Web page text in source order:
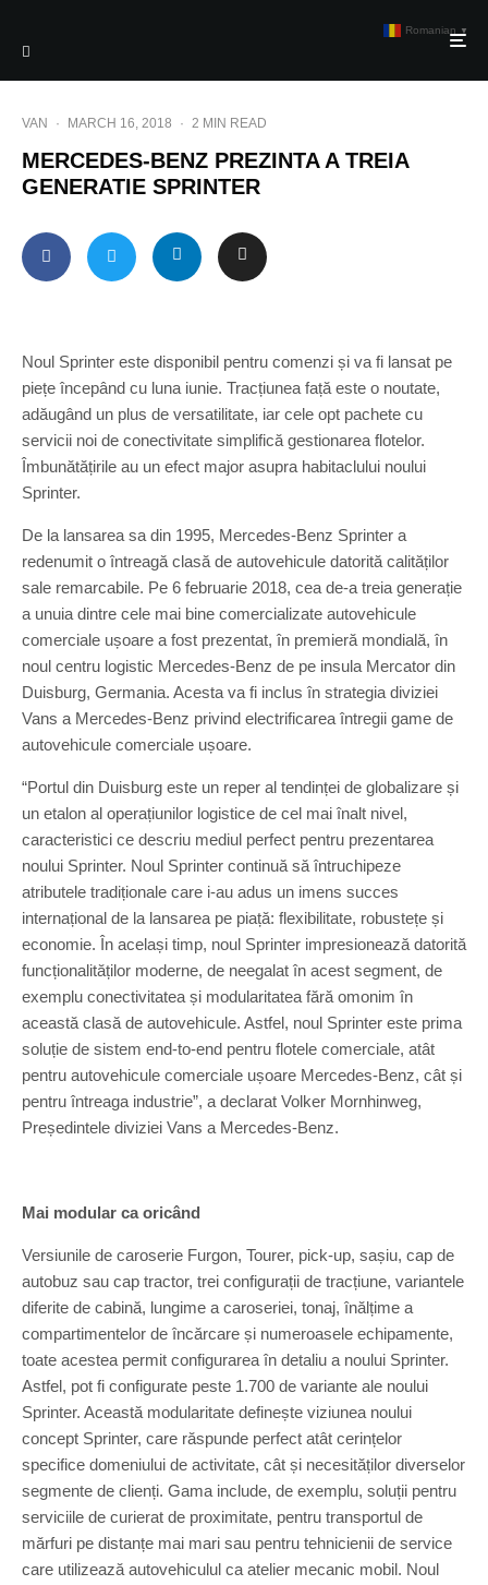
VAN · MARCH 16, 2018 · 2 MIN READ
MERCEDES-BENZ PREZINTA A TREIA
GENERATIE SPRINTER
Noul Sprinter este disponibil pentru comenzi și va fi lansat pe
piețe începând cu luna iunie. Tracțiunea față este o noutate,
adăugând un plus de versatilitate, iar cele opt pachete cu
servicii noi de conectivitate simplifică gestionarea flotelor.
Îmbunătățirile au un efect major asupra habitaclului noului
Sprinter.
De la lansarea sa din 1995, Mercedes-Benz Sprinter a
redenumit o întreagă clasă de autovehicule datorită calităților
sale remarcabile. Pe 6 februarie 2018, cea de-a treia generație
a unuia dintre cele mai bine comercializate autovehicule
comerciale ușoare a fost prezentat, în premieră mondială, în
noul centru logistic Mercedes-Benz de pe insula Mercator din
Duisburg, Germania. Acesta va fi inclus în strategia diviziei
Vans a Mercedes-Benz privind electrificarea întregii game de
autovehicule comerciale ușoare.
“Portul din Duisburg este un reper al tendinței de globalizare și
un etalon al operațiunilor logistice de cel mai înalt nivel,
caracteristici ce descriu mediul perfect pentru prezentarea
noului Sprinter. Noul Sprinter continuă să întruchipeze
atributele tradiționale care i-au adus un imens succes
internațional de la lansarea pe piață: flexibilitate, robustețe și
economie. În același timp, noul Sprinter impresionează datorită
funcționalităților moderne, de neegalat în acest segment, de
exemplu conectivitatea și modularitatea fără omonim în
această clasă de autovehicule. Astfel, noul Sprinter este prima
soluție de sistem end-to-end pentru flotele comerciale, atât
pentru autovehicule comerciale ușoare Mercedes-Benz, cât și
pentru întreaga industrie”, a declarat Volker Mornhinweg,
Președintele diviziei Vans a Mercedes-Benz.
Mai modular ca oricând
Versiunile de caroserie Furgon, Tourer, pick-up, sașiu, cap de
autobuz sau cap tractor, trei configurații de tracțiune, variantele
diferite de cabină, lungime a caroseriei, tonaj, înălțime a
compartimentelor de încărcare și numeroasele echipamente,
toate acestea permit configurarea în detaliu a noului Sprinter.
Astfel, pot fi configurate peste 1.700 de variante ale noului
Sprinter. Această modularitate definește viziunea noului
concept Sprinter, care răspunde perfect atât cerințelor
specifice domeniului de activitate, cât și necesităților diverselor
segmente de clienți. Gama include, de exemplu, soluții pentru
serviciile de curierat de proximitate, pentru transportul de
mărfuri pe distanțe mai mari sau pentru tehnicienii de service
care utilizează autovehiculul ca atelier mecanic mobil. Noul
Romanian ▼